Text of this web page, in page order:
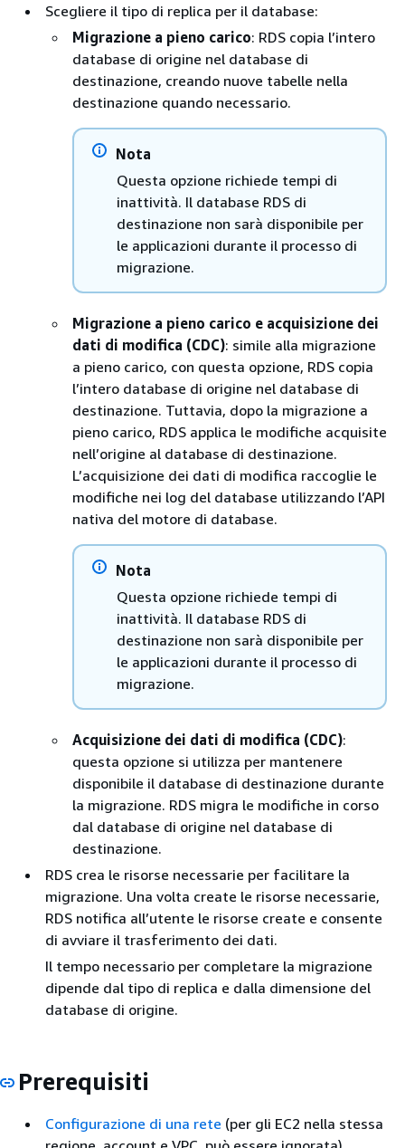
Scegliere il tipo di replica per il database:
Migrazione a pieno carico: RDS copia l’intero
database di origine nel database di
destinazione, creando nuove tabelle nella
destinazione quando necessario.
Nota
Questa opzione richiede tempi di
inattività. Il database RDS di
destinazione non sarà disponibile per
le applicazioni durante il processo di
migrazione.
Migrazione a pieno carico e acquisizione dei
dati di modifica (CDC): simile alla migrazione
a pieno carico, con questa opzione, RDS copia
l’intero database di origine nel database di
destinazione. Tuttavia, dopo la migrazione a
pieno carico, RDS applica le modifiche acquisite
nell’origine al database di destinazione.
L’acquisizione dei dati di modifica raccoglie le
modifiche nei log del database utilizzando l’API
nativa del motore di database.
Nota
Questa opzione richiede tempi di
inattività. Il database RDS di
destinazione non sarà disponibile per
le applicazioni durante il processo di
migrazione.
Acquisizione dei dati di modifica (CDC):
questa opzione si utilizza per mantenere
disponibile il database di destinazione durante
la migrazione. RDS migra le modifiche in corso
dal database di origine nel database di
destinazione.
RDS crea le risorse necessarie per facilitare la
migrazione. Una volta create le risorse necessarie,
RDS notifica all’utente le risorse create e consente
di avviare il trasferimento dei dati.
Il tempo necessario per completare la migrazione
dipende dal tipo di replica e dalla dimensione del
database di origine.
Prerequisiti
Configurazione di una rete (per gli EC2 nella stessa